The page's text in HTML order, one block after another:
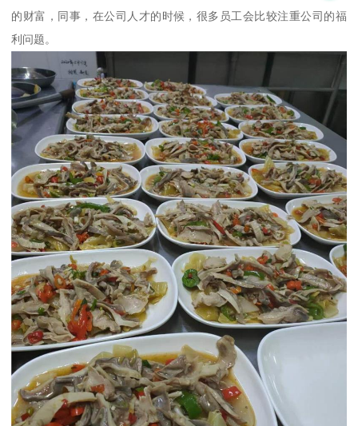
的财富，同事，在公司人才的时候，很多员工会比较注重公司的福
利问题。